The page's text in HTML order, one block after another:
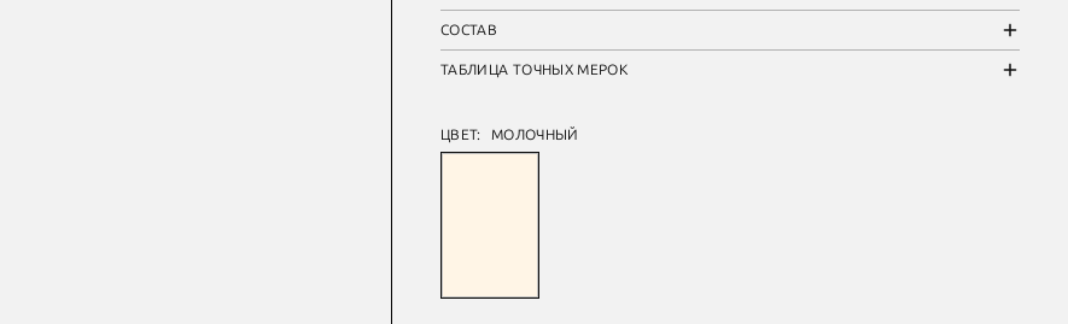
СОСТАВ
ТАБЛИЦА ТОЧНЫХ МЕРОК
ЦВЕТ: МОЛОЧНЫЙ